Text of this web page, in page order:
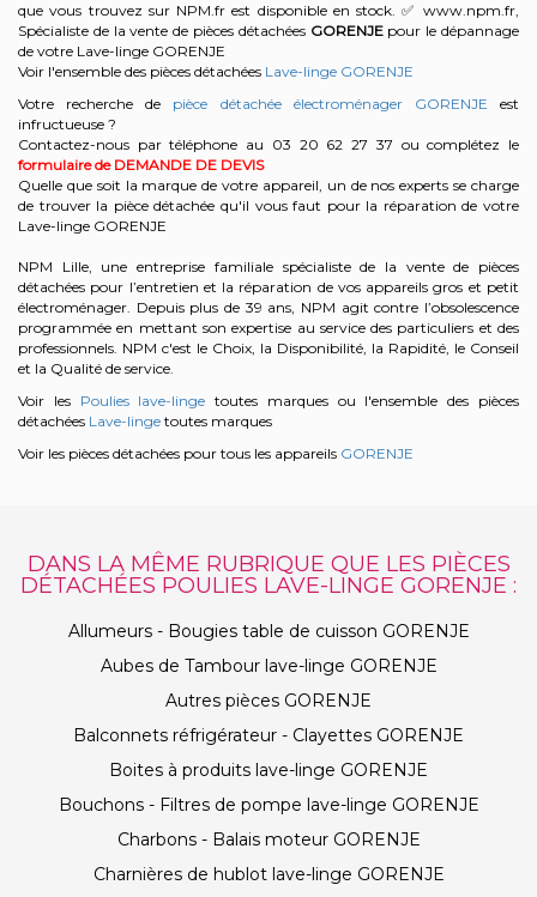
que vous trouvez sur NPM.fr est disponible en stock. ✅ www.npm.fr,
Spécialiste de la vente de pièces détachées GORENJEpour le dépannage
de votre Lave-linge GORENJE
Voir l'ensemble des pièces détachées Lave-linge GORENJE
Votre recherche de pièce détachée électroménager GORENJE est
infructueuse ?
Contactez-nous par téléphone au 03 20 62 27 37 ou complétez le
formulaire de DEMANDE DE DEVIS
Quelle que soit la marque de votre appareil, un de nos experts se charge
de trouver la pièce détachée qu'il vous faut pour la réparation de votre
Lave-linge GORENJE
NPM Lille, une entreprise familiale spécialiste de la vente de pièces
détachées pour l’entretien et la réparation de vos appareils gros et petit
électroménager. Depuis plus de 39 ans, NPM agit contre l’obsolescence
programmée en mettant son expertise au service des particuliers et des
professionnels. NPM c'est le Choix, la Disponibilité, la Rapidité, le Conseil
et la Qualité de service.
Voir les Poulies lave-linge toutes marques ou l'ensemble des pièces
détachées Lave-linge toutes marques
Voir les pièces détachées pour tous les appareils GORENJE
DANS LA MÊME RUBRIQUE QUE LES PIÈCES
DÉTACHÉES POULIES LAVE-LINGE GORENJE :
Allumeurs - Bougies table de cuisson GORENJE
Aubes de Tambour lave-linge GORENJE
Autres pièces GORENJE
Balconnets réfrigérateur - Clayettes GORENJE
Boites à produits lave-linge GORENJE
Bouchons - Filtres de pompe lave-linge GORENJE
Charbons - Balais moteur GORENJE
Charnières de hublot lave-linge GORENJE